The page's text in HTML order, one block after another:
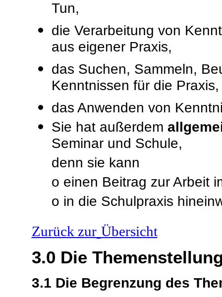
Tun,
die Verarbeitung von
aus eigener Praxis,
das Suchen, Sammeln,
Kenntnissen für die Praxis,
das Anwenden von
Sie hat außerdem
Seminar und Schule,
denn sie kann
o einen Beitrag zur Arbeit
o in die Schulpraxis
Zurück zur Übersicht
3.0 Die
3.1 Die Begrenzung des